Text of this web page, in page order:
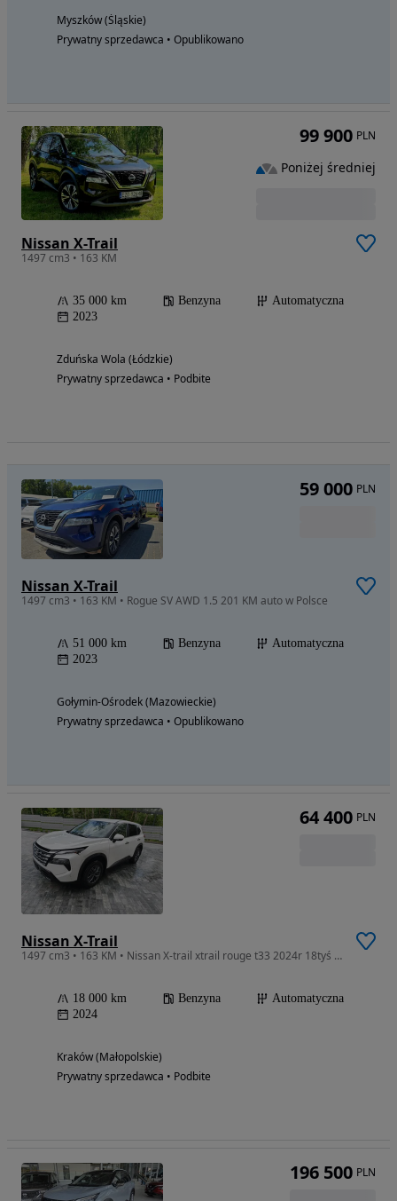
Myszków (Śląskie)
Prywatny sprzedawca • Opublikowano
Nissan X-Trail
1497 cm3 • 163 KM
35 000 km Benzyna
Automatyczna
2023
Zduńska Wola (Łódzkie)
Prywatny sprzedawca • Podbite
99 900 PLN
Poniżej średniej
Nissan X-Trail
1497 cm3 • 163 KM • Rogue SV AWD 1.5 201 KM auto w Polsce
51 000 km Benzyna
Automatyczna
2023
Gołymin-Ośrodek (Mazowieckie)
Prywatny sprzedawca • Opublikowano
59 000 PLN
Nissan X-Trail
1497 cm3 • 163 KM • Nissan X-trail xtrail rouge t33 2024r 18tyś przebieg
18 000 km Benzyna
Automatyczna
2024
Kraków (Małopolskie)
Prywatny sprzedawca • Podbite
64 400 PLN
196 500 PLN